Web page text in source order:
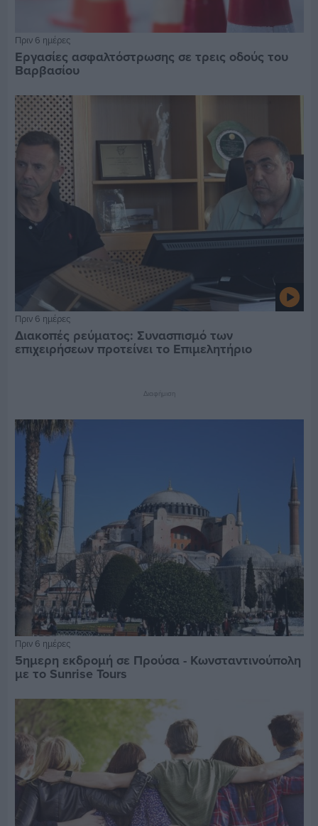
Πριν 6 ημέρες
Εργασίες ασφαλτόστρωσης σε τρεις οδούς του
Βαρβασίου
Πριν 6 ημέρες
Διακοπές ρεύματος: Συνασπισμό των
επιχειρήσεων προτείνει το Επιμελητήριο
Διαφήμιση
Πριν 6 ημέρες
5ημερη εκδρομή σε Προύσα - Κωνσταντινούπολη
με το Sunrise Tours